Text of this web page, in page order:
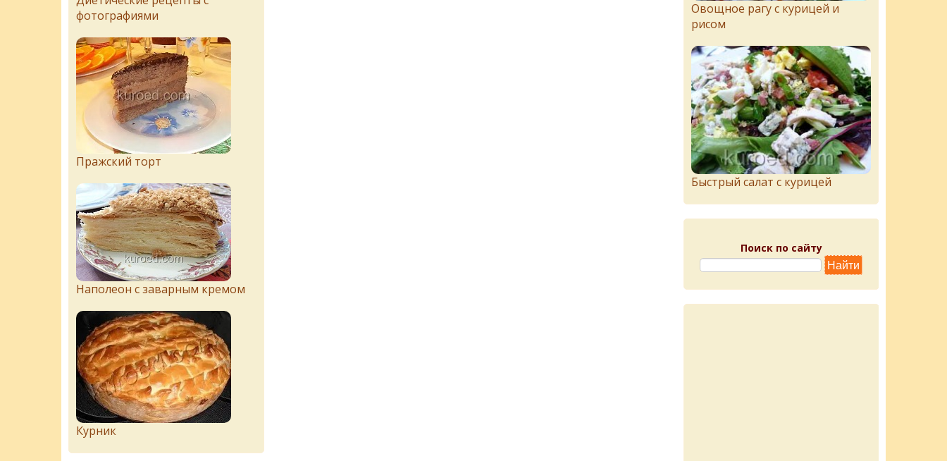
фотографиями
Пражский торт
Наполеон с заварным кремом
Курник
Овощное рагу с курицей и
рисом
Быстрый салат с курицей
Поиск по сайту